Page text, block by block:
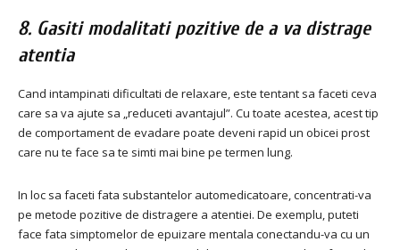
8. Gasiti modalitati pozitive de a va distrage
atentia
Cand intampinati dificultati de relaxare, este tentant sa faceti ceva
care sa va ajute sa „reduceti avantajul”. Cu toate acestea, acest tip
de comportament de evadare poate deveni rapid un obicei prost
care nu te face sa te simti mai bine pe termen lung.
In loc sa faceti fata substantelor automedicatoare, concentrati-va
pe metode pozitive de distragere a atentiei. De exemplu, puteti
face fata simptomelor de epuizare mentala conectandu-va cu un